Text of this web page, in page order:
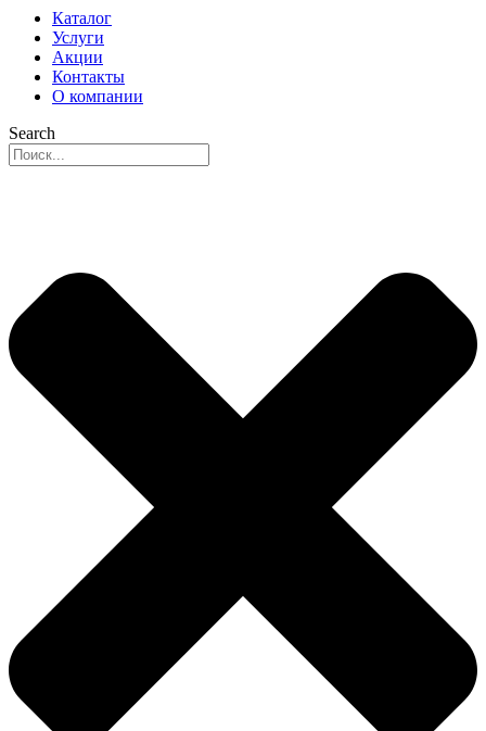
Каталог
Услуги
Акции
Контакты
О компании
Search